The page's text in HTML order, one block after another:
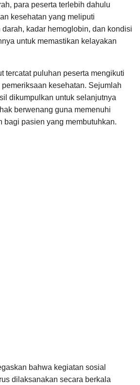
para peserta terlebih dahulu
kesehatan yang meliputi
kadar hemoglobin, dan kondisi
untuk memastikan kelayakan
tercatat puluhan peserta mengikuti
kesehatan. Sejumlah
dikumpulkan untuk selanjutnya
berwenang guna memenuhi
bagi pasien yang membutuhkan.
bahwa kegiatan sosial
dilaksanakan secara berkala